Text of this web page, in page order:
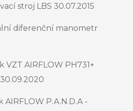
stroj LBS 30.07.2015
diferenční manometr
VZT AIRFLOW PH731+
AIRFLOW P.A.N.D.A -